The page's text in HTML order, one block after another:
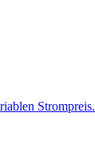
Strompreis.